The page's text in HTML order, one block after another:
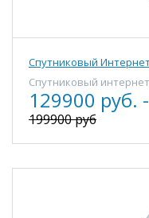
Спутниковый
Спутниковый интернет
129900 руб.
199900 руб